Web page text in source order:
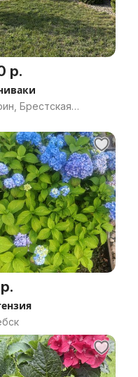
р.
Брестская